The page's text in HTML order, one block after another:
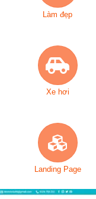
Làm đẹp
Xe hơi
Landing Page